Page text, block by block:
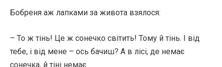
Бобреня аж лапками за живота взялося:
– То ж тінь! Це ж сонечко світить! Тому й тінь. І від
тебе, і від мене – ось бачиш? А в лісі, де немає
сонечка, й тіні немає.